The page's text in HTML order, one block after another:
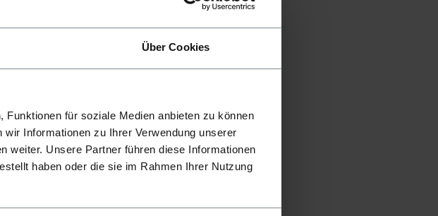
Über Cookies
für soziale Medien anbieten zu können
Informationen zu Ihrer Verwendung unserer
weiter. Unsere Partner führen diese Informationen
haben oder die sie im Rahmen Ihrer Nutzung
Bewertungsverfahren zwei Techniken
SCRAIL-Nagelschrauben, die
einfach wieder
aus gepresstem Holz
Produkte tragen maßgeblich zu
und sorgen damit für ökologische